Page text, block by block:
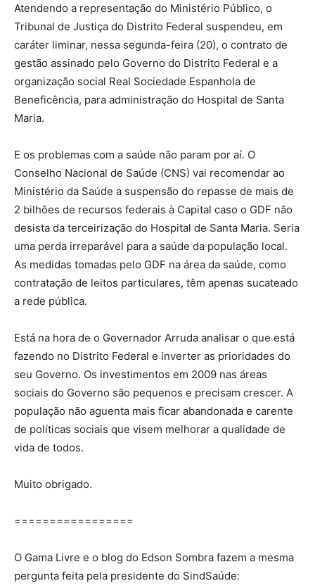
Atendendo a representação do Ministério Público, o
Tribunal de Justiça do Distrito Federal suspendeu, em
caráter liminar, nessa segunda-feira (20), o contrato de
gestão assinado pelo Governo do Distrito Federal e a
organização social Real Sociedade Espanhola de
Beneficência, para administração do Hospital de Santa
Maria.
E os problemas com a saúde não param por aí. O
Conselho Nacional de Saúde (CNS) vai recomendar ao
Ministério da Saúde a suspensão do repasse de mais de
2 bilhões de recursos federais à Capital caso o GDF não
desista da terceirização do Hospital de Santa Maria. Seria
uma perda irreparável para a saúde da população local.
As medidas tomadas pelo GDF na área da saúde, como
contratação de leitos particulares, têm apenas sucateado
a rede pública.
Está na hora de o Governador Arruda analisar o que está
fazendo no Distrito Federal e inverter as prioridades do
seu Governo. Os investimentos em 2009 nas áreas
sociais do Governo são pequenos e precisam crescer. A
população não aguenta mais ficar abandonada e carente
de políticas sociais que visem melhorar a qualidade de
vida de todos.
Muito obrigado.
=================
O Gama Livre e o blog do Edson Sombra fazem a mesma
pergunta feita pela presidente do SindSaúde: